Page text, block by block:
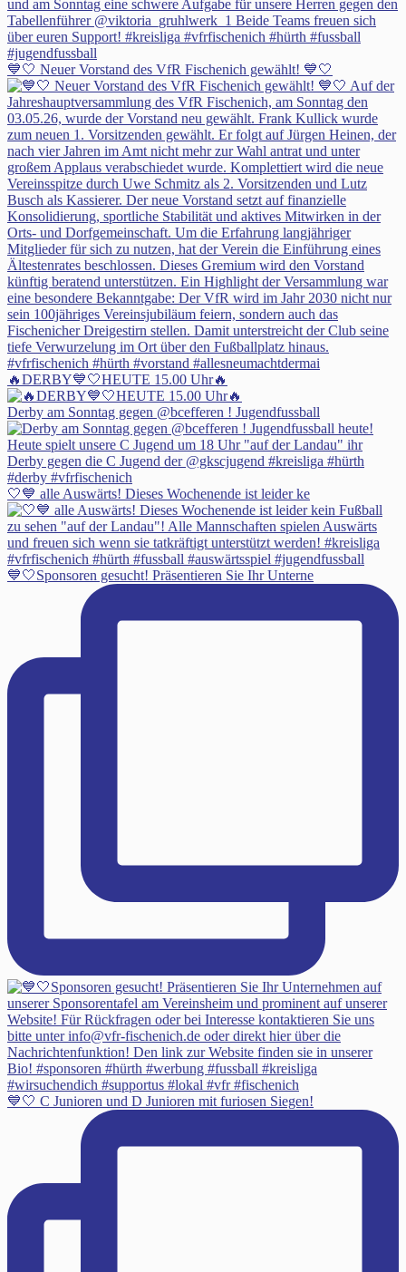
💙🤍 Neuer Vorstand des VfR Fischenich gewählt! 💙🤍
🔥DERBY💙🤍HEUTE 15.00 Uhr🔥
Derby am Sonntag gegen @bcefferen ! Jugendfussball
🤍💙 alle Auswärts! Dieses Wochenende ist leider ke
💙🤍Sponsoren gesucht! Präsentieren Sie Ihr Unterne
💙🤍 C Junioren und D Junioren mit furiosen Siegen!